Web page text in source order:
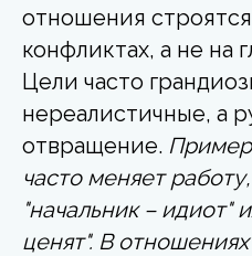
отношения
конфликтах, а не на
Цели часто
нереалистичные, а
отвращение.
часто меняет
"начальник – идиот"
ценят". В